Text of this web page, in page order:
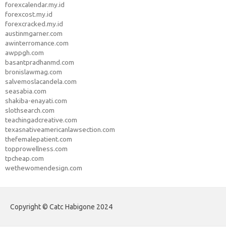
forexcalendar.my.id
forexcost.my.id
forexcracked.my.id
austinmgarner.com
awinterromance.com
awppgh.com
basantpradhanmd.com
bronislawmag.com
salvemoslacandela.com
seasabia.com
shakiba-enayati.com
slothsearch.com
teachingadcreative.com
texasnativeamericanlawsection.com
thefemalepatient.com
topprowellness.com
tpcheap.com
wethewomendesign.com
Copyright © Catc Habigone 2024